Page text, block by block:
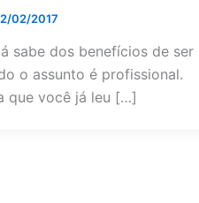
02/2017
sabe dos benefícios de ser
o assunto é profissional.
que você já leu […]